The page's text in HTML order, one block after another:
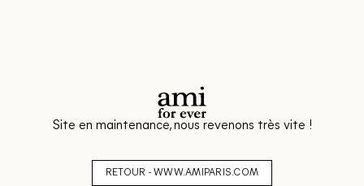
Site en maintenance, nous revenons très vite !
RETOUR - WWW.AMIPARIS.COM